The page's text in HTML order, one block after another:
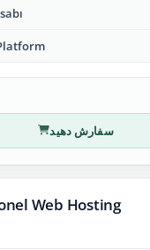
سفارش دهید
Web Hosting